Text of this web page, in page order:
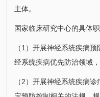
主体。
国家临床研究中心的具体职
（1）开展神经系统疾病
经系统疾病优先防治领域
（2）开展神经系统疾病